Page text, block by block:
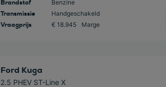
Brandstof Benzine
Transmissie Handgeschakeld
Vraagprijs € 18.945 Marge
Ford Kuga
2.5 PHEV ST-Line X